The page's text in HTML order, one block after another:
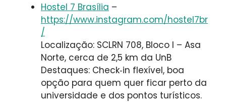
Hostel 7 Brasília –
https://www.instagram.com/hostel7br
/
Localização: SCLRN 708, Bloco I – Asa
Norte, cerca de 2,5 km da UnB
Destaques: Check‑in flexível, boa
opção para quem quer ficar perto da
universidade e dos pontos turísticos.